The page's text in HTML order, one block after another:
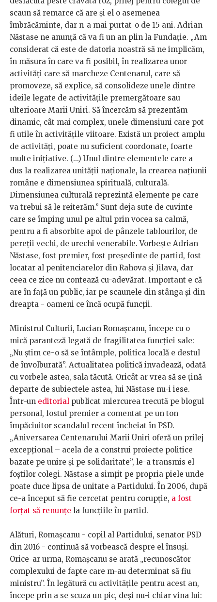
scaun să remarce că are și el o asemenea
îmbrăcăminte, dar n-a mai purtat-o de 15 ani. Adrian
Năstase ne anunță că va fi un an plin la Fundație. „Am
considerat că este de datoria noastră să ne implicăm,
în măsura în care va fi posibil, în realizarea unor
activități care să marcheze Centenarul, care să
promoveze, să explice, să consolideze unele dintre
ideile legate de activitățile premergătoare sau
ulterioare Marii Uniri. Să încercăm să prezentăm
dinamic, cât mai complex, unele dimensiuni care pot
fi utile în activitățile viitoare. Există un proiect amplu
de activități, poate nu suficient coordonate, foarte
multe inițiative. (...) Unul dintre elementele care a
dus la realizarea unității naționale, la crearea națiunii
române e dimensiunea spirituală, culturală.
Dimensiunea culturală reprezintă elemente pe care
va trebui să le reiterăm.” Sunt deja sute de cuvinte
care se împing unul pe altul prin vocea sa calmă,
pentru a fi absorbite apoi de pânzele tablourilor, de
pereții vechi, de urechi venerabile. Vorbește Adrian
Năstase, fost premier, fost președinte de partid, fost
locatar al penitenciarelor din Rahova și Jilava, dar
ceea ce zice nu contează cu-adevărat. Important e că
are în față un public, iar pe scaunele din stânga și din
dreapta - oameni ce încă ocupă funcții.
Ministrul Culturii, Lucian Romașcanu, începe cu o
mică paranteză legată de fragilitatea funcției sale:
„Nu știm ce-o să se întâmple, politica locală e destul
de învolburată”. Actualitatea politică invadează, odată
cu vorbele astea, sala tăcută. Oricât ar vrea să se țină
departe de subiectele astea, lui Năstase nu-i iese.
Într-un editorial publicat miercurea trecută pe blogul
personal, fostul premier a comentat pe un ton
împăciuitor scandalul recent încheiat în PSD.
„Aniversarea Centenarului Marii Uniri oferă un prilej
excepțional – acela de a construi proiecte politice
bazate pe unire și pe solidaritate”, le-a transmis el
foștilor colegi. Năstase a simțit pe propria piele unde
poate duce lipsa de unitate a Partidului. În 2006, după
ce-a început să fie cercetat pentru corupție, a fost
forțat să renunțe la funcțiile în partid.
Alături, Romașcanu - copil al Partidului, senator PSD
din 2016 - continuă să vorbească despre el însuși.
Orice-ar urma, Romașcanu se arată „recunoscător
complexului de fapte care m-au determinat să fiu
ministru”. În legătură cu activitățile pentru acest an,
începe prin a se scuza un pic, deși nu-i chiar vina lui: